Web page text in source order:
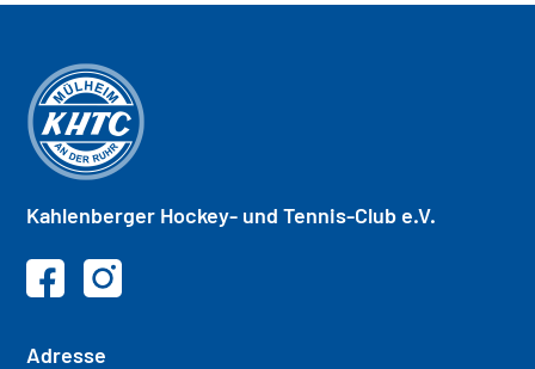
Kahlenberger Hockey- und Tennis-Club e.V.
Adresse